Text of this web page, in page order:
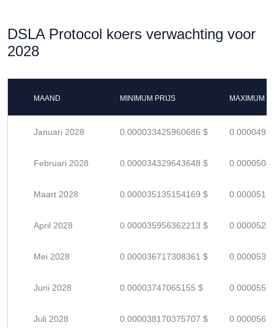
DSLA Protocol koers verwachting voor
2028
MAAND MINIMUM PRIJS MAXIMUM
Januari 2028 0.000033425960686 $
Februari 2028 0.000034329643648 $
Maart 2028 0.000035135154169 $
April 2028 0.000035956362213 $
Mei 2028 0.000036717308361 $
Juni 2028 0.00003747065155 $
Juli 2028 0.000038170375707 $